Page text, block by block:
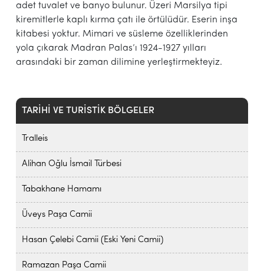
TARİHİ VE TURİSTİK BÖLGELER
Tralleis
Alihan Oğlu İsmail Türbesi
Tabakhane Hamamı
Üveys Paşa Camii
Hasan Çelebi Camii (Eski Yeni Camii)
Ramazan Paşa Camii
adet tuvalet ve banyo bulunur. Üzeri Marsilya tipi
kiremitlerle kaplı kırma çatı ile örtülüdür. Eserin inşa
kitabesi yoktur. Mimari ve süsleme özelliklerinden
yola çıkarak Madran Palas’ı 1924-1927 yılları
arasındaki bir zaman dilimine yerleştirmekteyiz.